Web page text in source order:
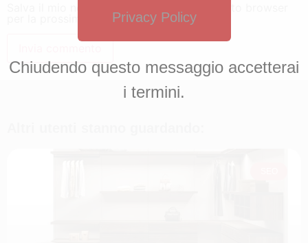
per la prossima volta che commento.
Privacy Policy
Chiudendo questo messaggio accetterai
i termini.